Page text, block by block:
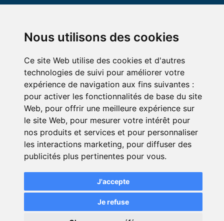
Nous utilisons des cookies
Ce site Web utilise des cookies et d'autres
technologies de suivi pour améliorer votre
expérience de navigation aux fins suivantes :
pour activer les fonctionnalités de base du site
Web, pour offrir une meilleure expérience sur
le site Web, pour mesurer votre intérêt pour
nos produits et services et pour personnaliser
les interactions marketing, pour diffuser des
publicités plus pertinentes pour vous.
J'accepte
Je refuse
© Green-Opinion — Toute reproduction est interdite
Mentions légales
Conditions générales de services
Conditions générales d'utilisation pour les professionnels
abonnés au service Green Opinion
Conditions générales d'utilisation de la page avis assurance
Modifier mes préférences de cookies